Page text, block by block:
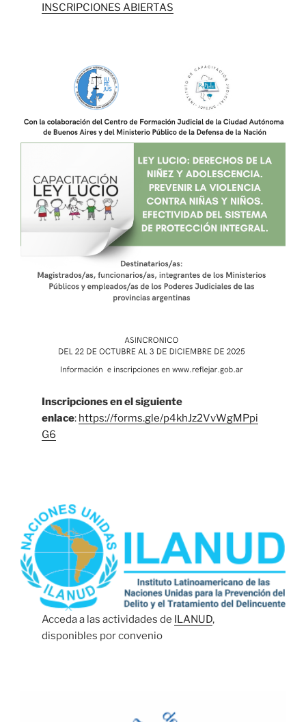
INSCRIPCIONES ABIERTAS
Inscripciones en el siguiente
enlace: https://forms.gle/p4khJz2VvWgMPpi
G6
Acceda a las actividades de ILANUD,
disponibles por convenio